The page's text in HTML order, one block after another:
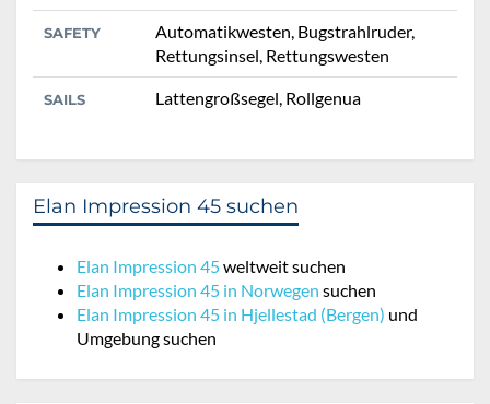
SAFETY
Automatikwesten, Bugstrahlruder,
Rettungsinsel, Rettungswesten
SAILS Lattengroßsegel, Rollgenua
Elan Impression 45 suchen
Elan Impression 45weltweit suchen
Elan Impression 45 in Norwegen suchen
Elan Impression 45 in Hjellestad (Bergen) und
Umgebung suchen